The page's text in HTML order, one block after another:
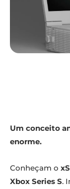
Um conceito
enorme.
Conheçam o
Xbox Series S.